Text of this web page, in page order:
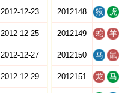
2012-12-23
2012-12-25
2012-12-27
2012-12-29
2012148 猴 虎
2012149 蛇 羊
2012150 马 鼠
2012151 龙 马